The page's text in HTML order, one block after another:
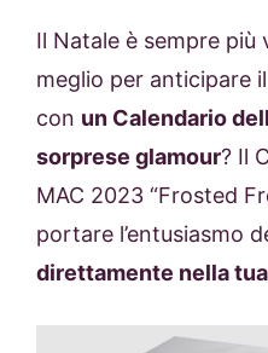
Il Natale è sempre più
meglio per anticipare
con un Calendario
sorprese glamour? Il
MAC 2023 “Frosted
portare l’entusiasmo
direttamente nella